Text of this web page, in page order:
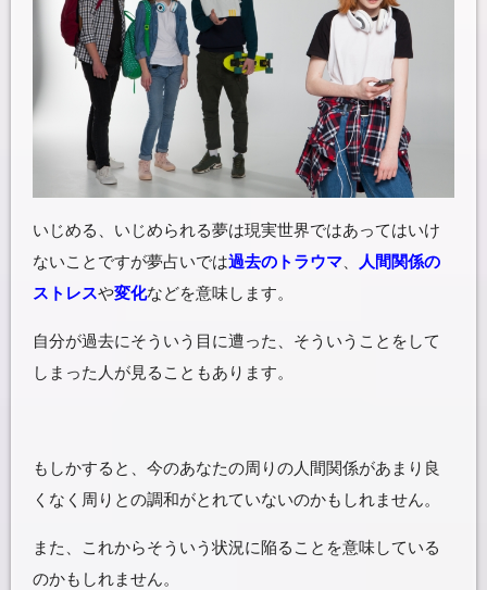
いじめる、いじめられる夢は現実世界ではあってはいけ
ないことですが夢占いでは過去のトラウマ
人間関係の
ストレスや変化などを意味します。
自分が過去にそういう目に遭った、そういうことをして
しまった人が見ることもあります。
もしかすると、今のあなたの周りの人間関係があまり良
くなく周りとの調和がとれていないのかもしれません。
また、これからそういう状況に陥ることを意味している
のかもしれません。